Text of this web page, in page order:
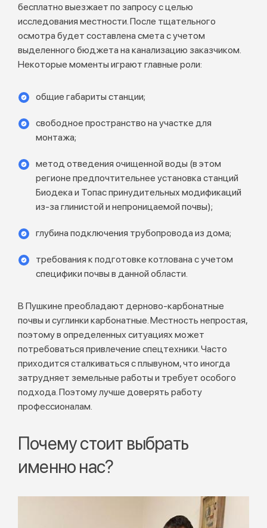
бесплатно выезжает по запросу с целью
исследования местности. После тщательного
осмотра будет составлена смета с учетом
выделенного бюджета на канализацию заказчиком.
Некоторые моменты играют главные роли:
общие габариты станции;
свободное пространство на участке для
монтажа;
метод отведения очищенной воды (в этом
регионе предпочтительнее установка станций
Биодека и Топас принудительных модификаций
из-за глинистой и непроницаемой почвы);
глубина подключения трубопровода из дома;
требования к подготовке котлована с учетом
специфики почвы в данной области.
В Пушкине преобладают дерново-карбонатные
почвы и суглинки карбонатные. Местность непростая,
поэтому в определенных ситуациях может
потребоваться привлечение спецтехники. Часто
приходится сталкиваться с плывуном, что иногда
затрудняет земельные работы и требует особого
подхода. Поэтому лучше доверять работу
профессионалам.
Почему стоит выбрать
именно нас?